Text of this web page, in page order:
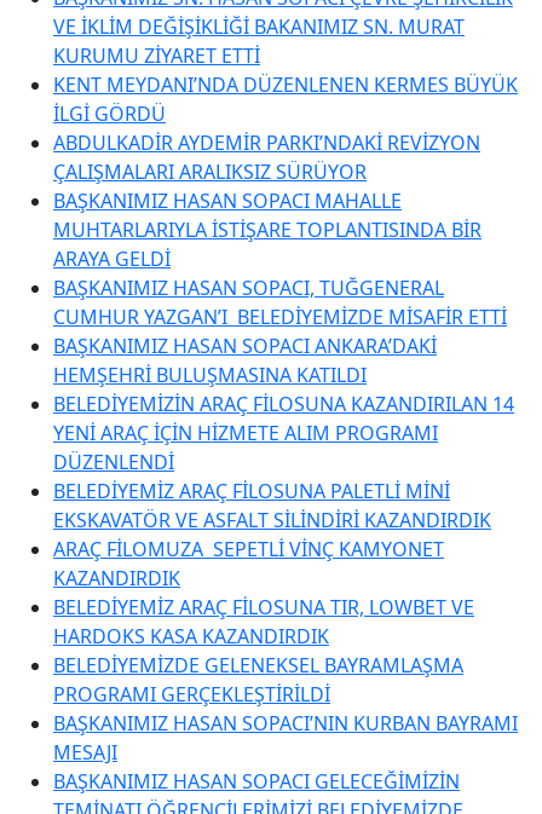
VE İKLİM DEĞİŞİKLİĞİ BAKANIMIZ SN. MURAT
KURUMU ZİYARET ETTİ
KENT MEYDANI’NDA DÜZENLENEN KERMES BÜYÜK
İLGİ GÖRDÜ
ABDULKADİR AYDEMİR PARKI’NDAKİ REVİZYON
ÇALIŞMALARI ARALIKSIZ SÜRÜYOR
BAŞKANIMIZ HASAN SOPACI MAHALLE
MUHTARLARIYLA İSTİŞARE TOPLANTISINDA BİR
ARAYA GELDİ
BAŞKANIMIZ HASAN SOPACI, TUĞGENERAL
CUMHUR YAZGAN’I BELEDİYEMİZDE MİSAFİR ETTİ
BAŞKANIMIZ HASAN SOPACI ANKARA’DAKİ
HEMŞEHRİ BULUŞMASINA KATILDI
BELEDİYEMİZİN ARAÇ FİLOSUNA KAZANDIRILAN 14
YENİ ARAÇ İÇİN HİZMETE ALIM PROGRAMI
DÜZENLENDİ
BELEDİYEMİZ ARAÇ FİLOSUNA PALETLİ MİNİ
EKSKAVATÖR VE ASFALT SİLİNDİRİ KAZANDIRDIK
ARAÇ FİLOMUZA SEPETLİ VİNÇ KAMYONET
KAZANDIRDIK
BELEDİYEMİZ ARAÇ FİLOSUNA TIR, LOWBET VE
HARDOKS KASA KAZANDIRDIK
BELEDİYEMİZDE GELENEKSEL BAYRAMLAŞMA
PROGRAMI GERÇEKLEŞTİRİLDİ
BAŞKANIMIZ HASAN SOPACI’NIN KURBAN BAYRAMI
MESAJI
BAŞKANIMIZ HASAN SOPACI GELECEĞİMİZİN